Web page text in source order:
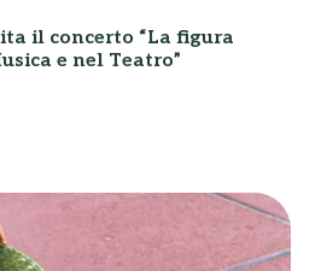
il concerto “La figura
e nel Teatro”